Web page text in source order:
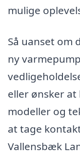
mulige
Så uanset om
ny
eller ønsker at
modeller og
at tage
Vallensbæk